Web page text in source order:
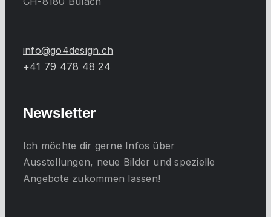
info@go4design.ch
+41 79 478 48 24
Newsletter
Ich möchte dir gerne Infos über
Ausstellungen, neue Bilder und spezielle
Angebote zukommen lassen!